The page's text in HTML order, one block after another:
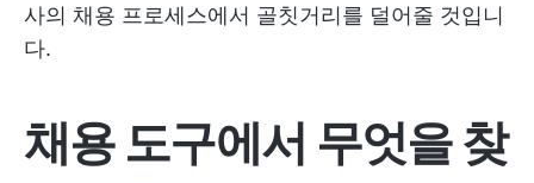
사의 채용 프로세스에서 골칫거리를 덜어줄 것입니
다.
채용 도구에서 무엇을 찾